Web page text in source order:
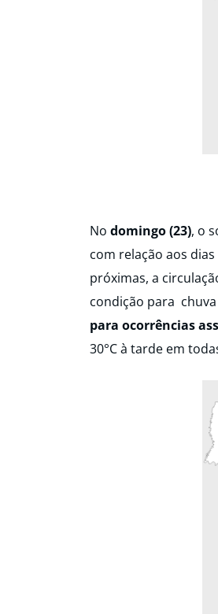
No domingo (23), o
com relação aos
próximas, a
condição para
para ocorrências
30°C à tarde em